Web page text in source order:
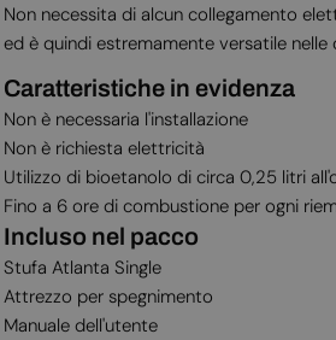
Non necessita di alcun collegamento
ed è quindi estremamente versatile nelle
Caratteristiche in evidenza
Non è necessaria l'installazione
Non è richiesta elettricità
Utilizzo di bioetanolo di circa 0,25 litri
Fino a 6 ore di combustione per ogni
Incluso nel pacco
Stufa Atlanta Single
Attrezzo per spegnimento
Manuale dell'utente